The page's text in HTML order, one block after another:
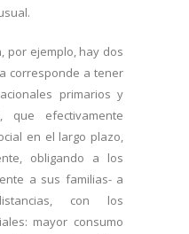
por ejemplo, hay dos
corresponde a tener
primarios y
que efectivamente
en el largo plazo,
obligando a los
a sus familias- a
con los
mayor consumo